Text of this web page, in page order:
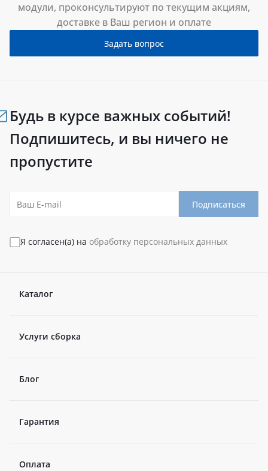
модули, проконсультируют по текущим акциям,
доставке в Ваш регион и оплате
Задать вопрос
Будь в курсе важных событий!
Подпишитесь, и вы ничего не
пропустите
Подписаться
Я согласен(а) на обработку персональных данных
Каталог
Услуги сборка
Блог
Гарантия
Оплата